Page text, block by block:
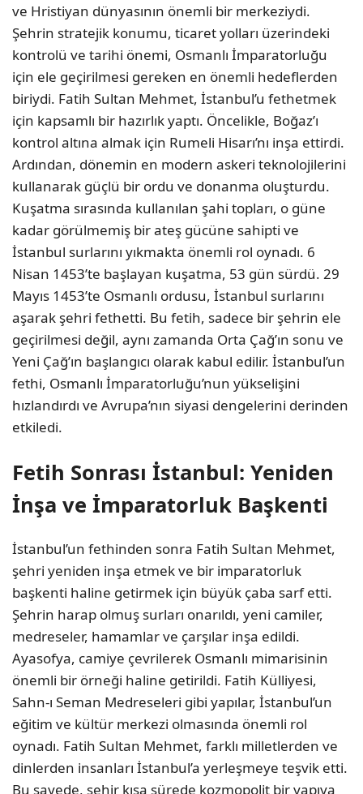
ve Hristiyan dünyasının önemli bir merkeziydi.
Şehrin stratejik konumu, ticaret yolları üzerindeki
kontrolü ve tarihi önemi, Osmanlı İmparatorluğu
için ele geçirilmesi gereken en önemli hedeflerden
biriydi. Fatih Sultan Mehmet, İstanbul’u fethetmek
için kapsamlı bir hazırlık yaptı. Öncelikle, Boğaz’ı
kontrol altına almak için Rumeli Hisarı’nı inşa ettirdi.
Ardından, dönemin en modern askeri teknolojilerini
kullanarak güçlü bir ordu ve donanma oluşturdu.
Kuşatma sırasında kullanılan şahi topları, o güne
kadar görülmemiş bir ateş gücüne sahipti ve
İstanbul surlarını yıkmakta önemli rol oynadı. 6
Nisan 1453’te başlayan kuşatma, 53 gün sürdü. 29
Mayıs 1453’te Osmanlı ordusu, İstanbul surlarını
aşarak şehri fethetti. Bu fetih, sadece bir şehrin ele
geçirilmesi değil, aynı zamanda Orta Çağ’ın sonu ve
Yeni Çağ’ın başlangıcı olarak kabul edilir. İstanbul’un
fethi, Osmanlı İmparatorluğu’nun yükselişini
hızlandırdı ve Avrupa’nın siyasi dengelerini derinden
etkiledi.
Fetih Sonrası İstanbul: Yeniden
İnşa ve İmparatorluk Başkenti
İstanbul’un fethinden sonra Fatih Sultan Mehmet,
şehri yeniden inşa etmek ve bir imparatorluk
başkenti haline getirmek için büyük çaba sarf etti.
Şehrin harap olmuş surları onarıldı, yeni camiler,
medreseler, hamamlar ve çarşılar inşa edildi.
Ayasofya, camiye çevrilerek Osmanlı mimarisinin
önemli bir örneği haline getirildi. Fatih Külliyesi,
Sahn-ı Seman Medreseleri gibi yapılar, İstanbul’un
eğitim ve kültür merkezi olmasında önemli rol
oynadı. Fatih Sultan Mehmet, farklı milletlerden ve
dinlerden insanları İstanbul’a yerleşmeye teşvik etti.
Bu sayede, şehir kısa sürede kozmopolit bir yapıya